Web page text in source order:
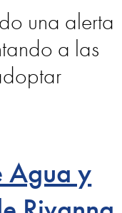
una alerta
a las
Agua y